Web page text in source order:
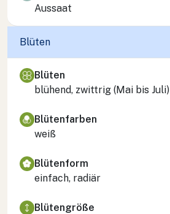
Aussaat
Blüten
Blüten
blühend, zwittrig (Mai bis Juli)
Blütenfarben
weiß
Blütenform
einfach, radiär
Blütengröße